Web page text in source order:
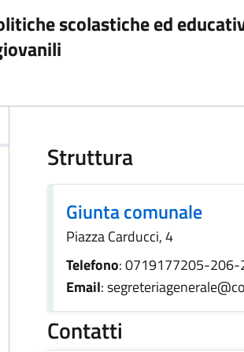
scolastiche ed
Struttura
Giunta comunale
Piazza Carducci, 4
Telefono: 0719177205-206-
Email:
Contatti